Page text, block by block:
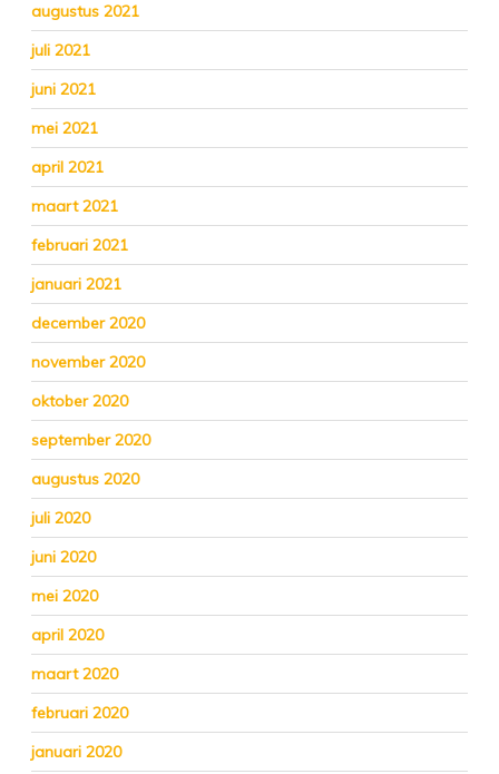
augustus 2021
juli 2021
juni 2021
mei 2021
april 2021
maart 2021
februari 2021
januari 2021
december 2020
november 2020
oktober 2020
september 2020
augustus 2020
juli 2020
juni 2020
mei 2020
april 2020
maart 2020
februari 2020
januari 2020